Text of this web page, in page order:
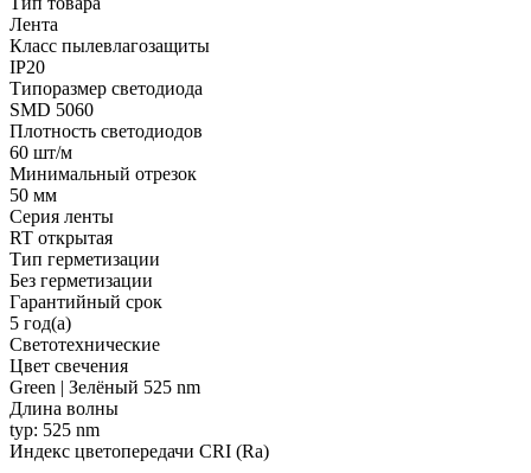
Лента
Класс пылевлагозащиты
IP20
Типоразмер светодиода
SMD 5060
Плотность светодиодов
60 шт/м
Минимальный отрезок
50 мм
Серия ленты
RT открытая
Тип герметизации
Без герметизации
Гарантийный срок
5 год(а)
Светотехнические
Цвет свечения
Green | Зелёный 525 nm
Длина волны
typ: 525 nm
Индекс цветопередачи CRI (Ra)